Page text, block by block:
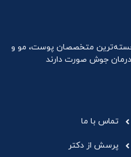
متخصصان پوست، مو و
درمان جوش صورت دارند
تماس با ما
پرسش از دکتر